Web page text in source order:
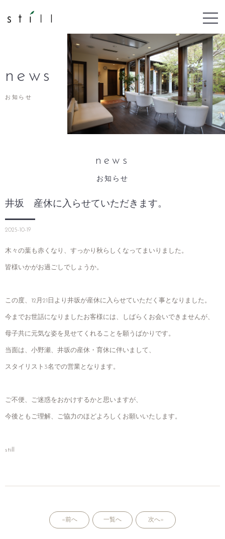
news
お知らせ
news
お知らせ
井坂 産休に入らせていただきます。
2025-10-19
木々の葉も赤くなり、すっかり秋らしくなってまいりました。
皆様いかがお過ごしでしょうか。
この度、12月21日より井坂が産休に入らせていただく事となりました。
今までお世話になりましたお客様には、しばらくお会いできませんが、
母子共に元気な姿を見せてくれることを願うばかりです。
当面は、小野瀬、井坂の産休・育休に伴いまして、
スタイリスト3名での営業となります。
ご不便、ご迷惑をおかけするかと思いますが、
今後ともご理解、ご協力のほどよろしくお願いいたします。
still
«前へ 一覧へ 次へ»